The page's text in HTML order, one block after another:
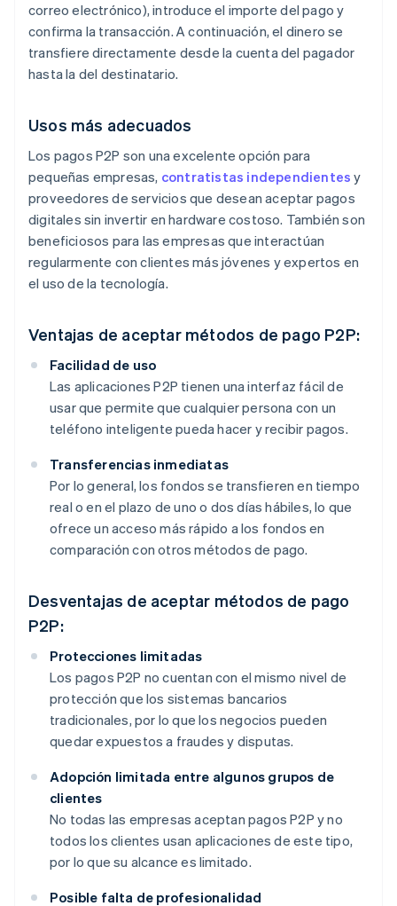
correo electrónico), introduce el importe del pago y
confirma la transacción. A continuación, el dinero se
transfiere directamente desde la cuenta del pagador
hasta la del destinatario.
Usos más adecuados
Los pagos P2P son una excelente opción para
pequeñas empresas, contratistas independientes y
proveedores de servicios que desean aceptar pagos
digitales sin invertir en hardware costoso. También son
beneficiosos para las empresas que interactúan
regularmente con clientes más jóvenes y expertos en
el uso de la tecnología.
Ventajas de aceptar métodos de pago P2P:
Facilidad de uso
Las aplicaciones P2P tienen una interfaz fácil de
usar que permite que cualquier persona con un
teléfono inteligente pueda hacer y recibir pagos.
Transferencias inmediatas
Por lo general, los fondos se transfieren en tiempo
real o en el plazo de uno o dos días hábiles, lo que
ofrece un acceso más rápido a los fondos en
comparación con otros métodos de pago.
Desventajas de aceptar métodos de pago
P2P:
Protecciones limitadas
Los pagos P2P no cuentan con el mismo nivel de
protección que los sistemas bancarios
tradicionales, por lo que los negocios pueden
quedar expuestos a fraudes y disputas.
Adopción limitada entre algunos grupos de
clientes
No todas las empresas aceptan pagos P2P y no
todos los clientes usan aplicaciones de este tipo,
por lo que su alcance es limitado.
Posible falta de profesionalidad